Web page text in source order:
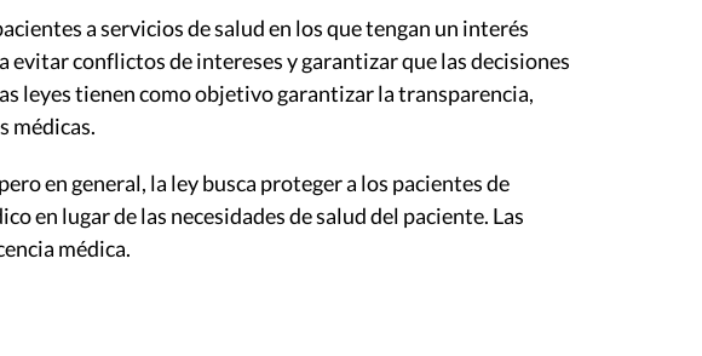
a servicios de salud en los que tengan un interés
conflictos de intereses y garantizar que las decisiones
leyes tienen como objetivo garantizar la transparencia,
médicas.
en general, la ley busca proteger a los pacientes de
en lugar de las necesidades de salud del paciente. Las
médica.